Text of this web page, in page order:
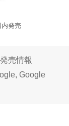
発売
カ
テ
発売情報
, Google